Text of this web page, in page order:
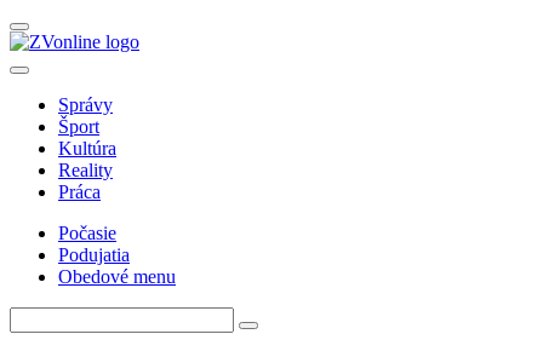
Správy
Šport
Kultúra
Reality
Práca
Počasie
Podujatia
Obedové menu